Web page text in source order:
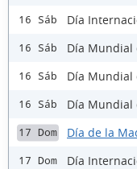
16 Sáb Día
16 Sáb Día Mundial
16 Sáb Día Mundial
16 Sáb Día Mundial
17 Dom Día de la
17 Dom Día